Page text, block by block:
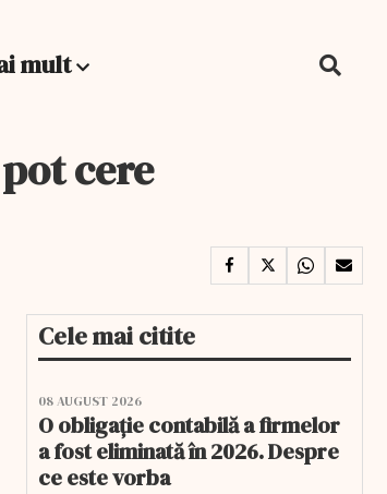
mult
cere
Cele mai citite
08 AUGUST 2026
O obligație contabilă a firmelor
a fost eliminată în 2026. Despre
ce este vorba